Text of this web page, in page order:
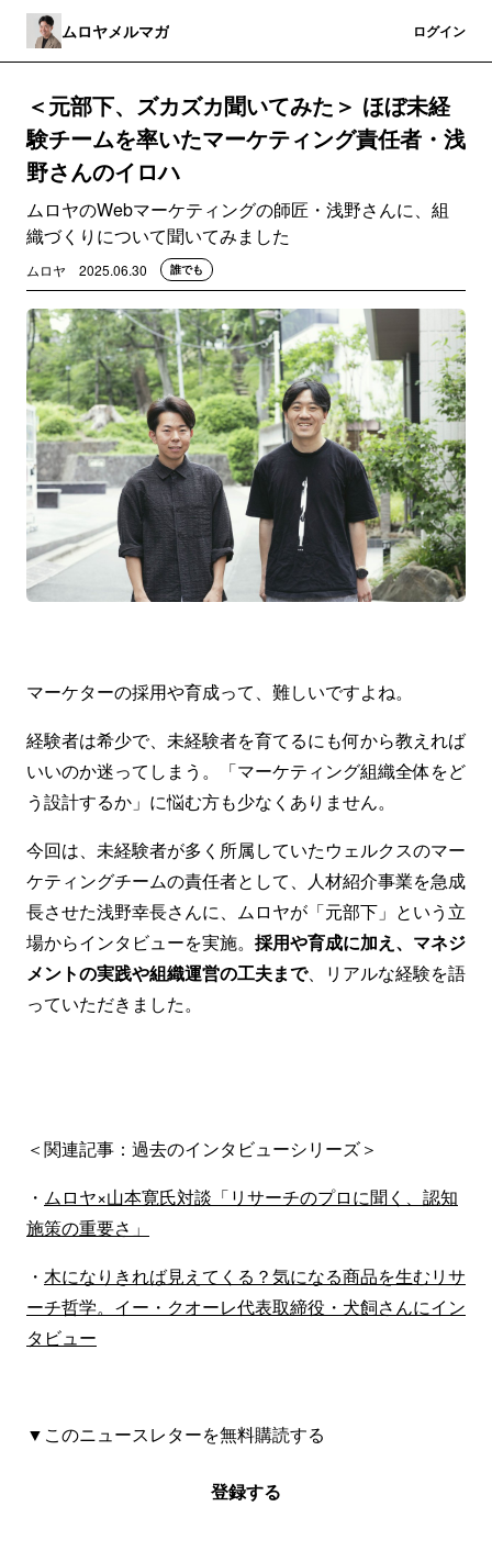
ムロヤメルマガ ログイン
＜元部下、ズカズカ聞いてみた＞ ほぼ未経
験チームを率いたマーケティング責任者・浅
野さんのイロハ
ムロヤのWebマーケティングの師匠・浅野さんに、組
織づくりについて聞いてみました
ムロヤ 2025.06.30 誰でも
マーケターの採用や育成って、難しいですよね。
経験者は希少で、未経験者を育てるにも何から教えれば
いいのか迷ってしまう。「マーケティング組織全体をど
う設計するか」に悩む方も少なくありません。
今回は、未経験者が多く所属していたウェルクスのマー
ケティングチームの責任者として、人材紹介事業を急成
長させた浅野幸長さんに、ムロヤが「元部下」という立
場からインタビューを実施。 採用や育成に加え、マネジ
メントの実践や組織運営の工夫まで、リアルな経験を語
っていただきました。
＜関連記事：過去のインタビューシリーズ＞
・ ムロヤ×山本寛氏対談「リサーチのプロに聞く、認知
施策の重要さ」
・ 木になりきれば見えてくる？気になる商品を生むリサ
ーチ哲学。イー・クオーレ代表取締役・犬飼さんにイン
タビュー
▼このニュースレターを無料購読する
登録する